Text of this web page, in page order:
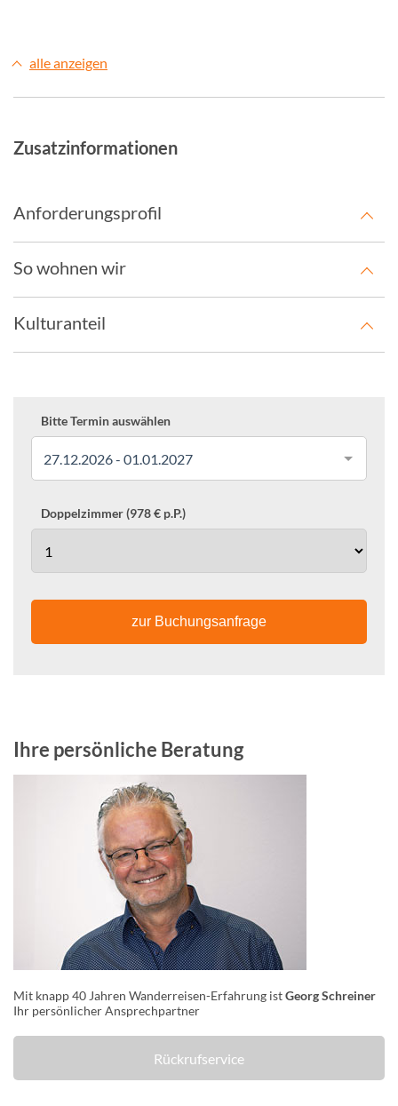
alle anzeigen
Zusatzinformationen
Anforderungsprofil
So wohnen wir
Kulturanteil
Bitte Termin auswählen
27.12.2026 - 01.01.2027
Doppelzimmer (978 € p.P.)
zur Buchungsanfrage
Ihre persönliche Beratung
Mit knapp 40 Jahren Wanderreisen-Erfahrung istGeorg Schreiner
Ihr persönlicher Ansprechpartner
Rückrufservice